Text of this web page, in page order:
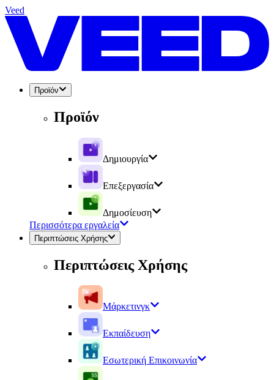
Veed
Προϊόν
Προϊόν
Δημιουργία
Επεξεργασία
Δημοσίευση
Περισσότερα εργαλεία
Περιπτώσεις Χρήσης
Περιπτώσεις Χρήσης
Μάρκετινγκ
Εκπαίδευση
Εσωτερική Επικοινωνία